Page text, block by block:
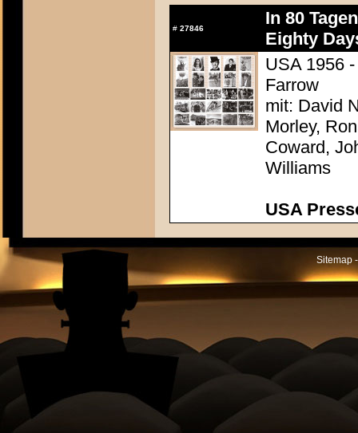
# 27846
In 80
Eighty
USA 1956
Farrow
mit: David
Morley,
Coward,
Williams
USA
Sitemap